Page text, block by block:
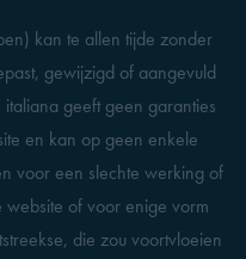
kan te allen tijde zonder
gewijzigd of aangevuld
geeft geen garanties
en kan op geen enkele
voor een slechte werking of
of voor enige vorm
die zou voortvloeien